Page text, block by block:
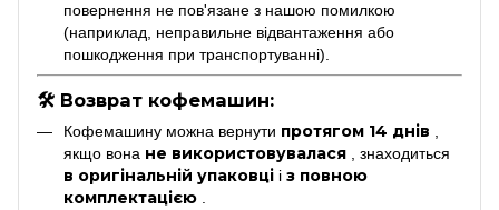
повернення не пов'язане з нашою помилкою
(наприклад, неправильне відвантаження або
пошкодження при транспортуванні).
🛠 Возврат кофемашин:
Кофемашину можна вернути протягом 14 днів ,
якщо вона не використовувалася , знаходиться
в оригінальній упаковці і з повною
комплектацією .